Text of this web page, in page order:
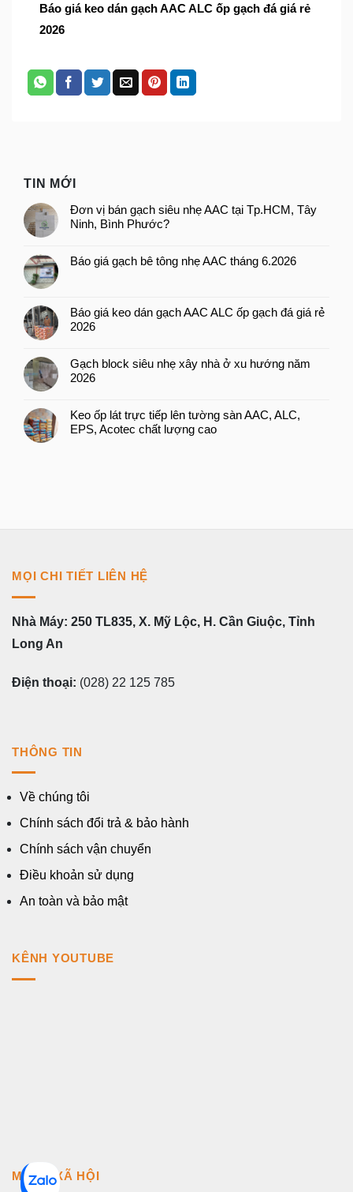
Báo giá keo dán gạch AAC ALC ốp gạch đá giá rẻ
2026
TIN MỚI
Đơn vị bán gạch siêu nhẹ AAC tại Tp.HCM, Tây
Ninh, Bình Phước?
Báo giá gạch bê tông nhẹ AAC tháng 6.2026
Báo giá keo dán gạch AAC ALC ốp gạch đá giá rẻ
2026
Gạch block siêu nhẹ xây nhà ở xu hướng năm
2026
Keo ốp lát trực tiếp lên tường sàn AAC, ALC,
EPS, Acotec chất lượng cao
MỌI CHI TIẾT LIÊN HỆ
Nhà Máy: 250 TL835, X. Mỹ Lộc, H. Cần Giuộc, Tỉnh
Long An
Điện thoại: (028) 22 125 785
THÔNG TIN
Về chúng tôi
Chính sách đổi trả & bảo hành
Chính sách vận chuyển
Điều khoản sử dụng
An toàn và bảo mật
KÊNH YOUTUBE
MẠNG XÃ HỘI